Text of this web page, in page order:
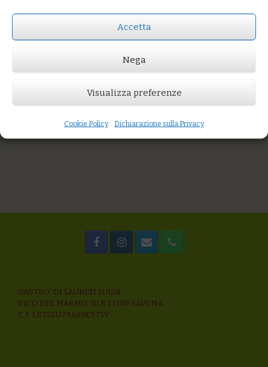
Accetta
Nega
Visualizza preferenze
Cookie Policy Dichiarazione sulla Privacy
GASTRO’ DI LAURETI LUISA
VICO DEL MARMO, 10 R 17100 SAVONA
C.F. LRTLSU79A69E975V